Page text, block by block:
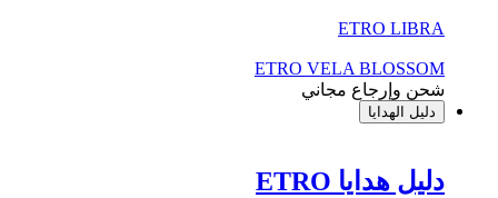
ETRO LIBRA
ETRO VELA BLOSSOM
شحن وإرجاع مجاني
دليل الهدايا
دليل هدايا ETRO